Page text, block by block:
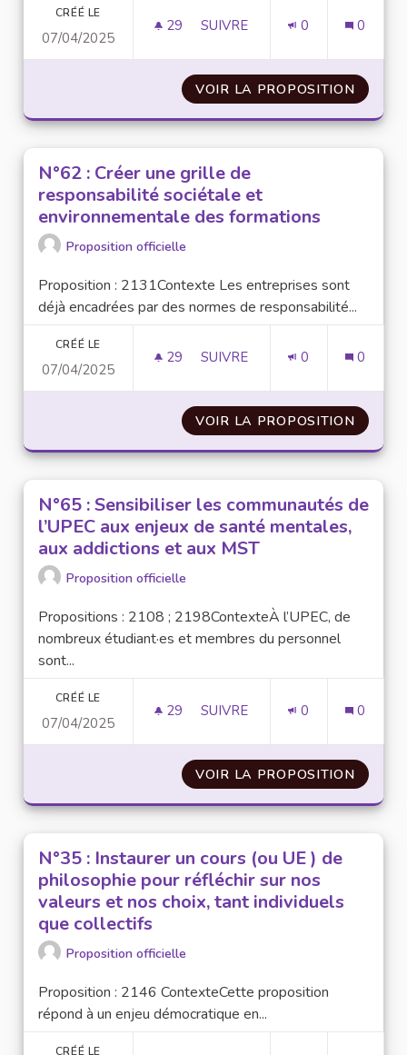
CRÉÉ LE
07/04/2025
29 29 ABONNÉS
SUIVRE 0 0
VOIR LA PROPOSITION N°67
N°62 : Créer une grille de
responsabilité sociétale et
environnementale des formations
Proposition officielle
Proposition : 2131Contexte Les entreprises sont
déjà encadrées par des normes de responsabilité...
CRÉÉ LE
07/04/2025
29 29 ABONNÉS
SUIVRE 0 0
VOIR LA PROPOSITION N°62
N°65 : Sensibiliser les communautés de
l’UPEC aux enjeux de santé mentales,
aux addictions et aux MST
Proposition officielle
Propositions : 2108 ; 2198ContexteÀ l’UPEC, de
nombreux étudiant·es et membres du personnel
sont...
CRÉÉ LE
07/04/2025
29 29 ABONNÉS
SUIVRE 0 0
VOIR LA PROPOSITION N°65
N°35 : Instaurer un cours (ou UE ) de
philosophie pour réfléchir sur nos
valeurs et nos choix, tant individuels
que collectifs
Proposition officielle
Proposition : 2146 ContexteCette proposition
répond à un enjeu démocratique en...
CRÉÉ LE